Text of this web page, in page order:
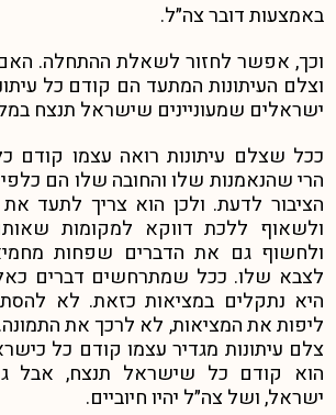
באמצעות דובר צה״ל.
וכך, אפשר לחזור לשאלת ההתחלה.
וצלם העיתונות המתעד הם קודם כל
ישראלים שמעוניינים שישראל תנצח
ככל שצלם עיתונות רואה עצמו קודם
הרי שהנאמנות שלו והחובה שלו הם כלפי
הציבור לדעת. ולכן הוא צריך לתעד את
ולשאוף ללכת דווקא למקומות
ולחשוף גם את הדברים שפחות
לצבא שלו. ככל שמתרחשים דברים
היא נתקלים במציאות כזאת. לא
ליפות את המציאות, לא לרכך את
צלם עיתונות מגדיר עצמו קודם כל
הוא קודם כל שישראל תנצח, אבל
ישראל, ושל צה״ל יהיו חיוביים.